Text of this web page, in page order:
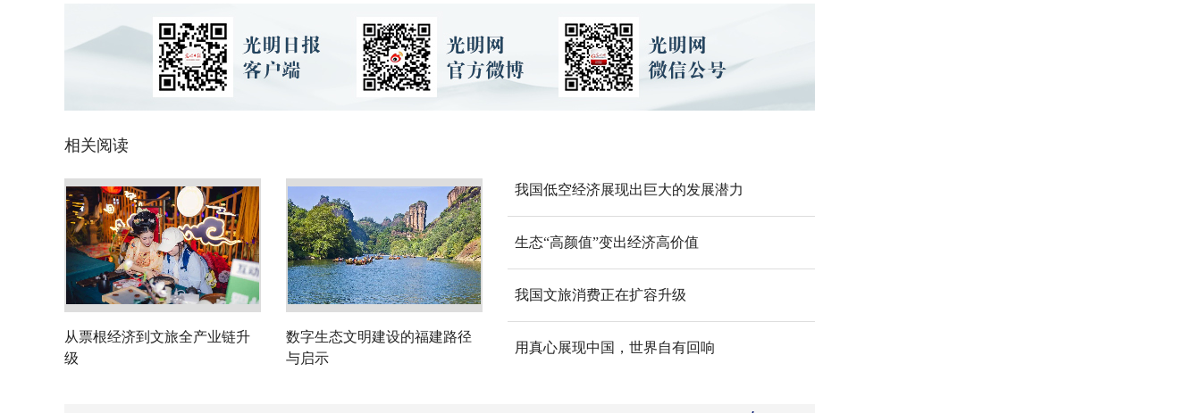
相关阅读
从票根经济到文旅全产业链升
级
数字生态文明建设的福建路径
与启示
我国低空经济展现出巨大的发展潜力
生态“高颜值”变出经济高价值
我国文旅消费正在扩容升级
用真心展现中国，世界自有回响